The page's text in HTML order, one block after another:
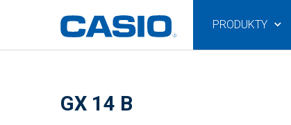
PRODUKTY
GX 14 B